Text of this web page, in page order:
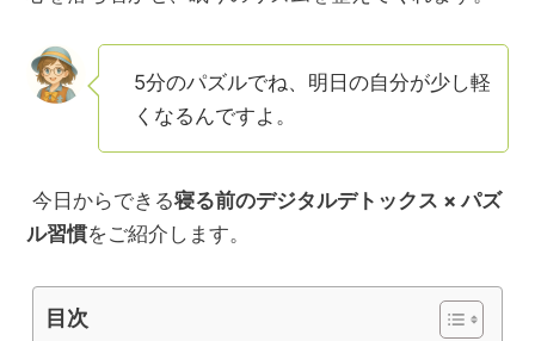
5分のパズルでね、明日の自分が少し軽
くなるんですよ。
今日からできる寝る前のデジタルデトックス × パズ
ル習慣をご紹介します。
目次